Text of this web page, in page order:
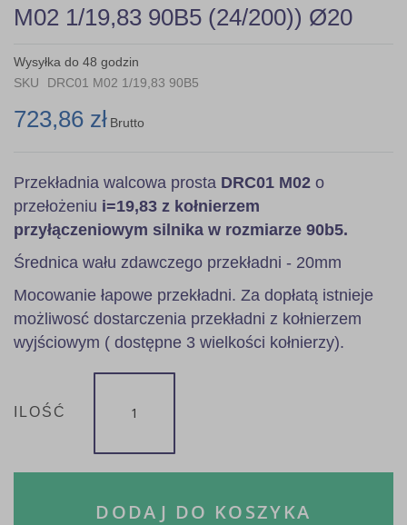
the
beginning
the
images
M02 1/19,83 90B5 (24/200)) Ø20
Wysyłka do 48 godzin
SKU
DRC01 M02 1/19,83 90B5
723,86 zł Brutto
Przekładnia walcowa prosta DRC01 M02 o
przełożeniu i=19,83 z kołnierzem
przyłączeniowym silnika w rozmiarze 90b5.
Średnica wału zdawczego przekładni - 20mm
Mocowanie łapowe przekładni. Za dopłatą istnieje
możliwosć dostarczenia przekładni z kołnierzem
wyjściowym ( dostępne 3 wielkości kołnierzy).
ILOŚĆ
DODAJ DO KOSZYKA